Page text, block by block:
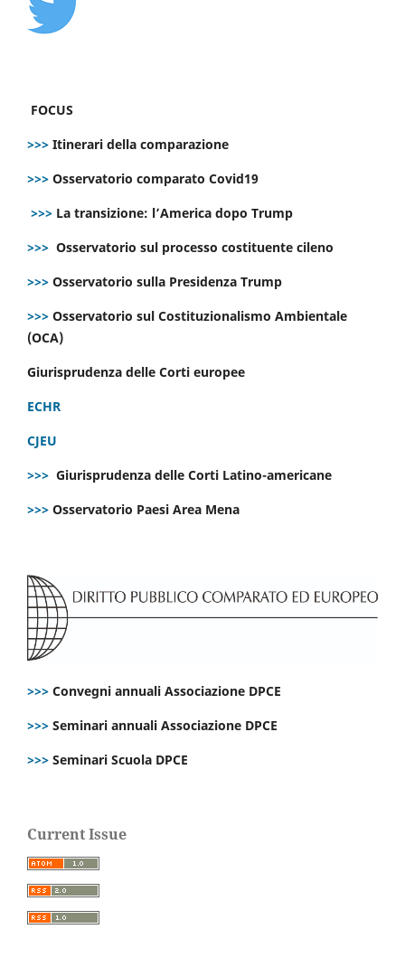
FOCUS
>>> Itinerari della comparazione
>>> Osservatorio comparato Covid19
>>> La transizione: l’America dopo Trump
>>> Osservatorio sul processo costituente cileno
>>> Osservatorio sulla Presidenza Trump
>>> Osservatorio sul Costituzionalismo Ambientale
(OCA)
Giurisprudenza delle Corti europee
ECHR
CJEU
>>> Giurisprudenza delle Corti Latino-americane
>>> Osservatorio Paesi Area Mena
>>> Convegni annuali Associazione DPCE
>>> Seminari annuali Associazione DPCE
>>> Seminari Scuola DPCE
Current Issue